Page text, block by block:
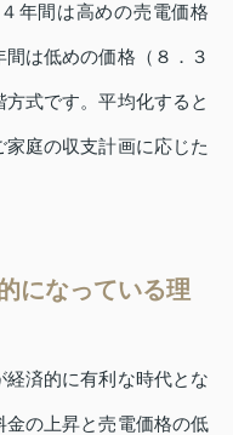
年間は高めの売電価格
間は低めの価格（８．３
式です。平均化すると
庭の収支計画に応じた
になっている理
済的に有利な時代とな
金の上昇と売電価格の低